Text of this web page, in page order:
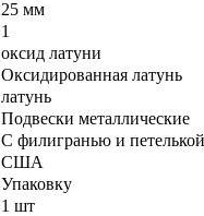
25 мм
1
оксид латуни
Оксидированная латунь
латунь
Подвески металлические
С филигранью и
США
Упаковку
1 шт